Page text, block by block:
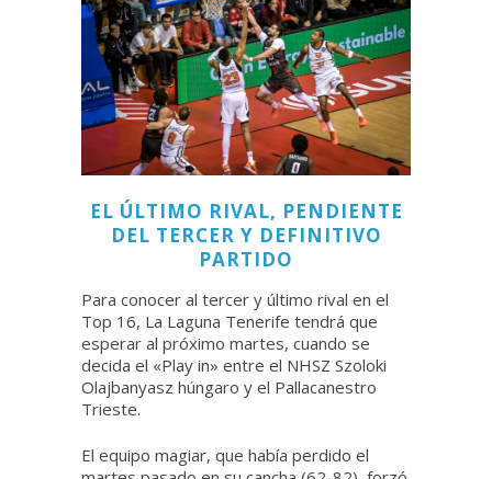
EL ÚLTIMO RIVAL, PENDIENTE
DEL TERCER Y DEFINITIVO
PARTIDO
Para conocer al tercer y último rival en el
Top 16, La Laguna Tenerife tendrá que
esperar al próximo martes, cuando se
decida el «Play in» entre el NHSZ Szoloki
Olajbanyasz húngaro y el Pallacanestro
Trieste.
El equipo magiar, que había perdido el